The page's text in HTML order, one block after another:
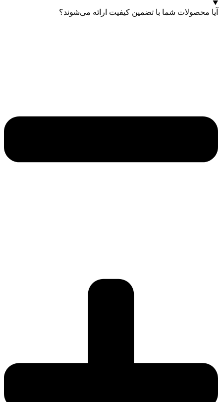
آیا محصولات شما با تضمین کیفیت ارائه می‌شوند؟